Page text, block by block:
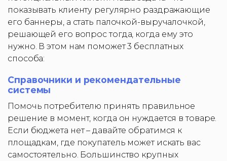
показывать клиенту регулярно раздражающие
его баннеры, а стать палочкой-выручалочкой,
решающей его вопрос тогда, когда ему это
нужно. В этом нам поможет 3 бесплатных
способа:
Справочники и рекомендательные
системы
Помочь потребителю принять правильное
решение в момент, когда он нуждается в товаре.
Если бюджета нет – давайте обратимся к
площадкам, где покупатель может искать вас
самостоятельно. Большинство крупных